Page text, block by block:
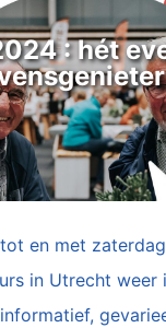
: hét
en met
in Utrecht weer